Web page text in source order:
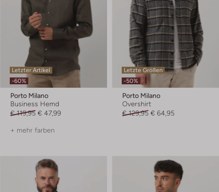
Letzter Artikel
-60%
Porto Milano
Business Hemd
€ 119,95 € 47,99
+ mehr farben
Letzte Größen
-50%
Porto Milano
Overshirt
€ 129,95 € 64,95